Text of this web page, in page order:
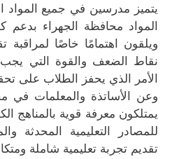
يتميز مدرسين في جميع المواد
المواد محافظة الجهراء
ويلقون اهتمامًا خاصًا
نقاط الضعف والقوة التي يجب
الأمر الذي يحفز الطلاب على
وعن الأساتذة والمعلمات في
يمتلكون معرفة قوية بالمناهج
للمصادر التعليمية المحدثة
تقديم تجربة تعليمية شاملة